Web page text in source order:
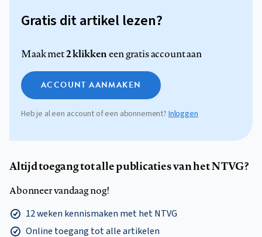
Gratis dit artikel lezen?
Maak met2 klikkeneen gratis account aan
ACCOUNT AANMAKEN
Heb je al een account of een abonnement? Inloggen
Altijd toegang tot alle publicaties van het NTVG?
Abonneer vandaag nog!
12 weken kennismaken met het NTVG
Online toegang tot alle artikelen